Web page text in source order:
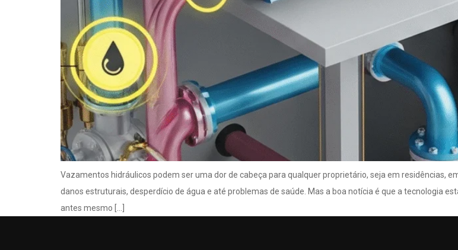
Vazamentos hidráulicos podem ser uma dor de cabeça para qualquer proprietário, seja em residências,
danos estruturais, desperdício de água e até problemas de saúde. Mas a boa notícia é que a tecnologia
antes mesmo […]